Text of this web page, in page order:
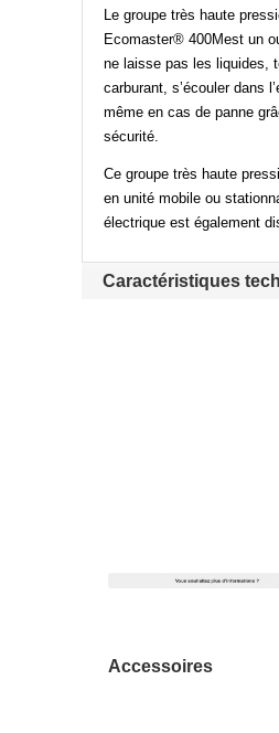
Le groupe très haute
Ecomaster® 400Mest un
ne laisse pas les liquides,
carburant, s’écouler dans
même en cas de panne
sécurité.
Ce groupe très haute
en unité mobile ou
électrique est également
Caractéristiques
Accessoires